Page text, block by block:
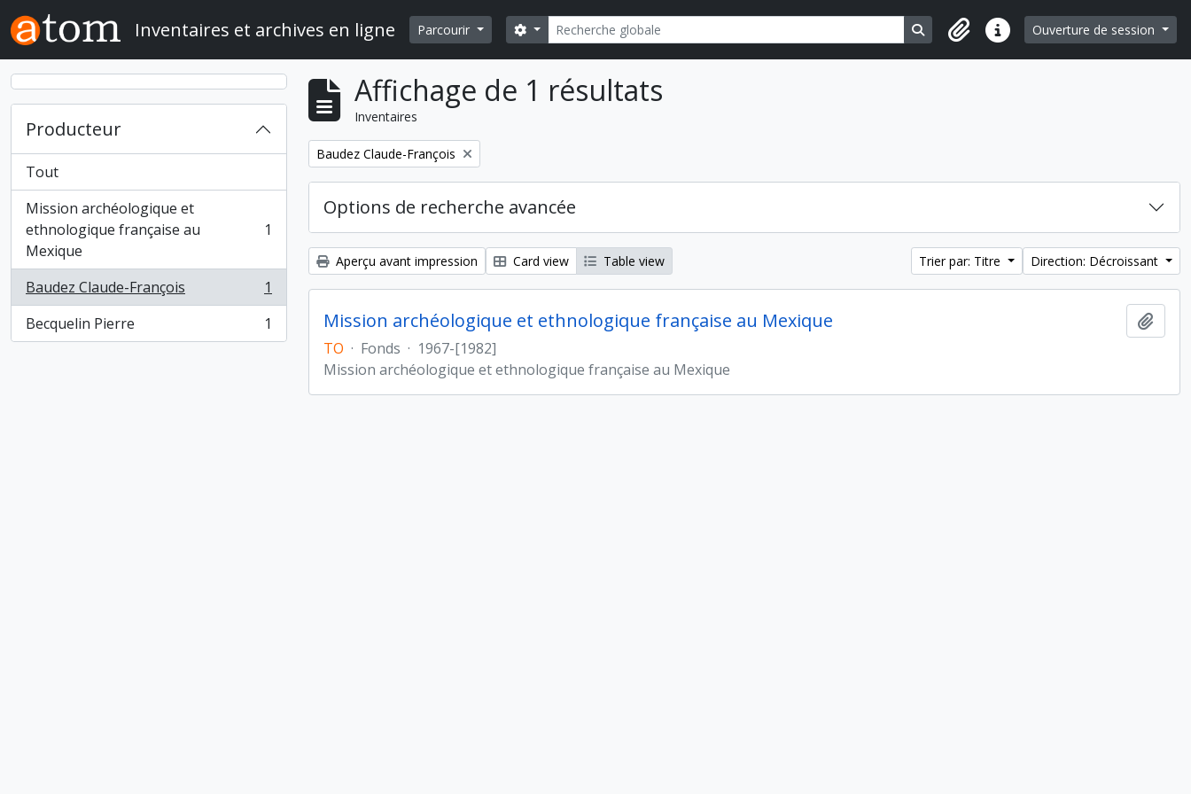
Skip to main content
Inventaires et archives en ligne Parcourir Rechercher
Search options Search in browse page
Liens rapidesOuverture de session
Producteur
Tout
Mission archéologique et
ethnologique française au
Mexique
, 1 résultats 1
Baudez Claude-François
, 1 résultats
1
Becquelin Pierre
, 1 résultats 1
Affichage de 1 résultats
Inventaires
Remove filter:
Baudez Claude-François
Options de recherche avancée
Aperçu avant impression Card view Table view Trier par: Titre Direction: Décroissant
Mission archéologique et ethnologique française au Mexique
TO · Fonds · 1967-[1982]
Mission archéologique et ethnologique française au Mexique